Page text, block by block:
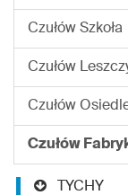
Czułów Szkoła
Czułów
Czułów
Czułów
TYCHY